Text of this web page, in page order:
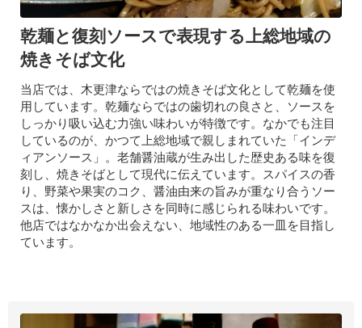
乾麺と復刻ソースで表現する上総地域の
焼きそば文化
当店では、木更津ならではの焼きそば文化として乾麺を使
用しています。乾麺ならではの歯切れの良さと、ソースを
しっかり吸い込む力強い味わいが特徴です。なかでも注目
しているのが、かつて上総地域で親しまれていた「インデ
ィアンソース」。老舗醤油蔵が生み出した歴史ある味を復
刻し、焼きそばとして現代に伝えています。スパイスの香
り、野菜や果実のコク、醤油由来の旨みが重なり合うソー
スは、懐かしさと新しさを同時に感じられる味わいです。
他店ではなかなか出会えない、地域性のある一皿を目指し
ています。